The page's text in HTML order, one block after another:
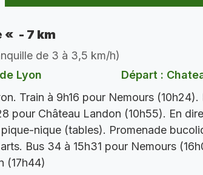
« - 7 km
de 3 à 3,5 km/h)
Lyon
Départ :
Train à 9h16 pour Nemours (10h24).
pour Château Landon (10h55). En
nique (tables). Promenade
Bus 34 à 15h31 pour Nemours
(17h44)